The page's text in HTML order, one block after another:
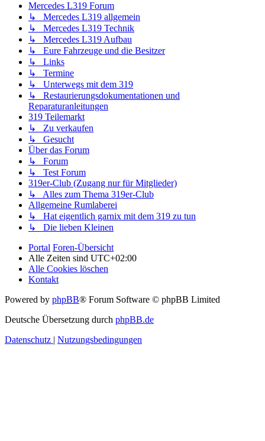
Mercedes L319 Forum
↳ Mercedes L319 allgemein
↳ Mercedes L319 Technik
↳ Mercedes L319 Aufbau
↳ Eure Fahrzeuge und die Besitzer
↳ Links
↳ Termine
↳ Unterwegs mit dem 319
↳ Restaurierungsdokumentationen und
Reparaturanleitungen
319 Teilemarkt
↳ Zu verkaufen
↳ Gesucht
Über das Forum
↳ Forum
↳ Test Forum
319er-Club (Zugang nur für Mitglieder)
↳ Alles zum Thema 319er-Club
Allgemeine Rumlaberei
↳ Hat eigentlich garnix mit dem 319 zu tun
↳ Die lieben Kleinen
Portal Foren-Übersicht
Alle Zeiten sind UTC+02:00
Alle Cookies löschen
Kontakt
Powered by phpBB® Forum Software © phpBB Limited
Deutsche Übersetzung durch phpBB.de
Datenschutz | Nutzungsbedingungen